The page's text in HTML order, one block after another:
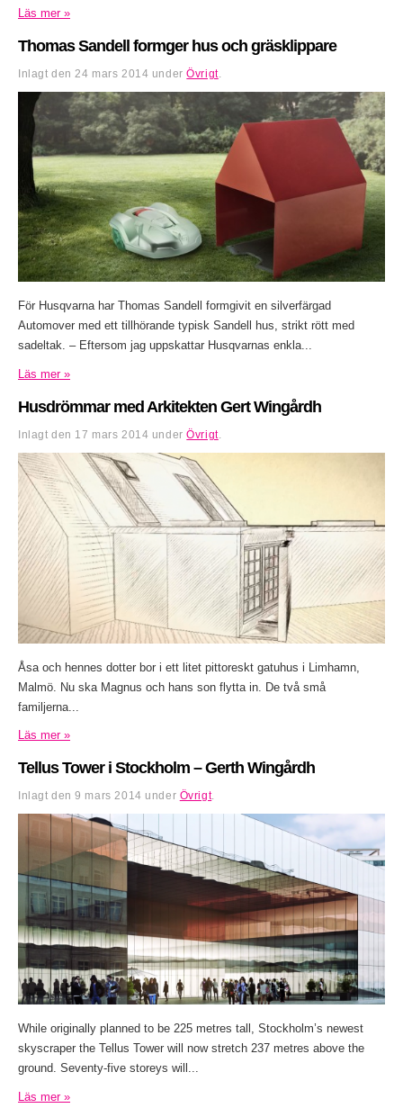
Läs mer »
Thomas Sandell formger hus och gräsklippare
Inlagt den 24 mars 2014 underÖvrigt.
För Husqvarna har Thomas Sandell formgivit en silverfärgad
Automover med ett tillhörande typisk Sandell hus, strikt rött med
sadeltak. – Eftersom jag uppskattar Husqvarnas enkla...
Läs mer »
Husdrömmar med Arkitekten Gert Wingårdh
Inlagt den 17 mars 2014 underÖvrigt.
Åsa och hennes dotter bor i ett litet pittoreskt gatuhus i Limhamn,
Malmö. Nu ska Magnus och hans son flytta in. De två små
familjerna...
Läs mer »
Tellus Tower i Stockholm – Gerth Wingårdh
Inlagt den9 mars 2014 under Övrigt.
While originally planned to be 225 metres tall, Stockholm’s newest
skyscraper the Tellus Tower will now stretch 237 metres above the
ground. Seventy-five storeys will...
Läs mer »